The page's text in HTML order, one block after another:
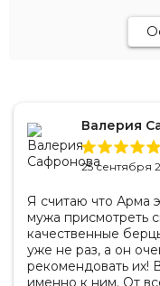
Валерия
25 сентября
Я считаю что Арма
мужа присмотреть
качественные
уже не раз, а он
рекомендовать их!
именно к ним. От